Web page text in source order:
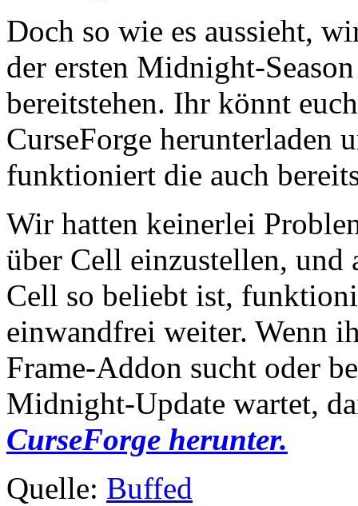
Doch so wie es aussieht,
der ersten Midnight-
bereitstehen. Ihr könnt
CurseForge herunterladen
funktioniert die auch
Wir hatten keinerlei
über Cell einzustellen, und
Cell so beliebt ist,
einwandfrei weiter. Wenn
Frame-Addon sucht oder
Midnight-Update wartet,
CurseForge herunter.
Quelle: Buffed